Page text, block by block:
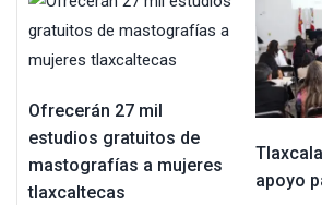
Ofrecerán 27 mil
estudios gratuitos de
mastografías a mujeres
tlaxcaltecas
apoyo